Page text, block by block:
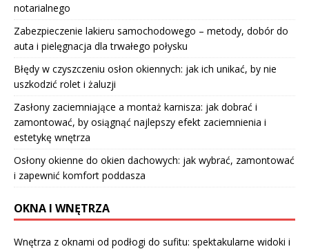
notarialnego
Zabezpieczenie lakieru samochodowego – metody, dobór do
auta i pielęgnacja dla trwałego połysku
Błędy w czyszczeniu osłon okiennych: jak ich unikać, by nie
uszkodzić rolet i żaluzji
Zasłony zaciemniające a montaż karnisza: jak dobrać i
zamontować, by osiągnąć najlepszy efekt zaciemnienia i
estetykę wnętrza
Osłony okienne do okien dachowych: jak wybrać, zamontować
i zapewnić komfort poddasza
OKNA I WNĘTRZA
Wnętrza z oknami od podłogi do sufitu: spektakularne widoki i